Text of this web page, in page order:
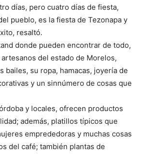
días, pero cuatro días de fiesta,
pueblo, es la fiesta de Tezonapa y
resaltó.
donde pueden encontrar de todo,
del estado de Morelos,
bailes, su ropa, hamacas, joyería de
y un sinnúmero de cosas que
y locales, ofrecen productos
además, platillos típicos que
emprededoras y muchas cosas
del café; también plantas de